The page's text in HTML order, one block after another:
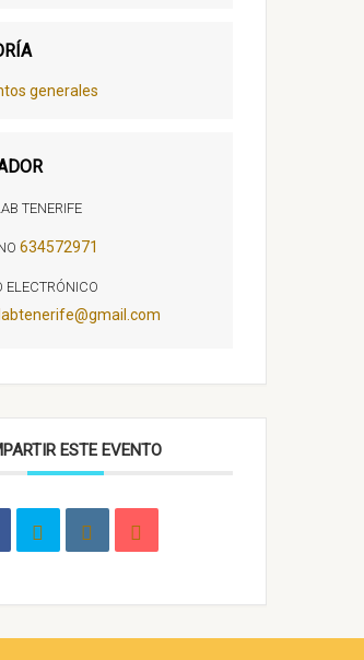
generales
TENERIFE
634572971
ELECTRÓNICO
ESTE EVENTO